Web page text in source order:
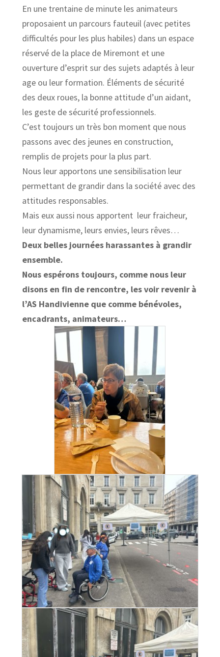
En une trentaine de minute les animateurs
proposaient un parcours fauteuil (avec petites
difficultés pour les plus habiles) dans un espace
réservé de la place de Miremont et une
ouverture d’esprit sur des sujets adaptés à leur
age ou leur formation. Éléments de sécurité
des deux roues, la bonne attitude d’un aidant,
les geste de sécurité professionnels.
C’est toujours un très bon moment que nous
passons avec des jeunes en construction,
remplis de projets pour la plus part.
Nous leur apportons une sensibilisation leur
permettant de grandir dans la société avec des
attitudes responsables.
Mais eux aussi nous apportent leur fraicheur,
leur dynamisme, leurs envies, leurs rêves…
Deux belles journées harassantes à grandir
ensemble.
Nous espérons toujours, comme nous leur
disons en fin de rencontre, les voir revenir à
l’AS Handivienne que comme bénévoles,
encadrants, animateurs…